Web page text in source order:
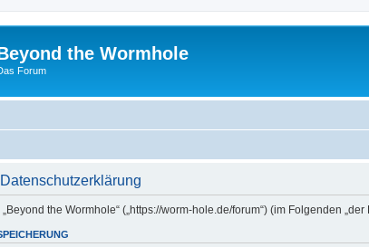
the Wormhole
Forum
the Wormhole“ („https://worm-hole.de/forum“) (im Folgenden